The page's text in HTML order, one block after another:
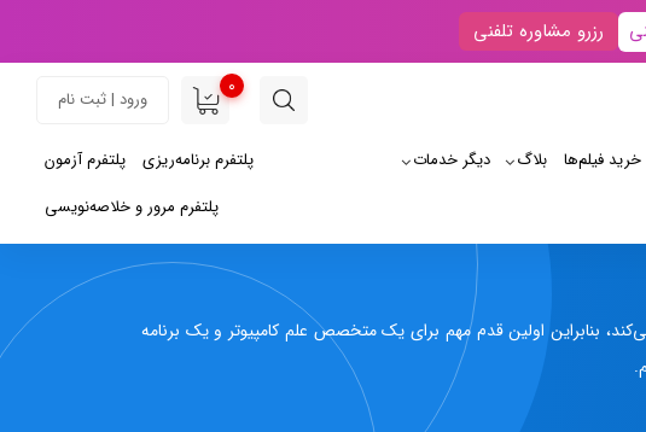
رزرو مشاوره تلفنی
0
ورود | ثبت نام
خرید فیلم‌ها بلاگ دیگر خدمات پلتفرم آزمون
پلتفرم برنامه‌ریزی
پلتفرم مرور و خلاصه‌نویسی
بنابراین اولین قدم مهم برای یک متخصص علم کامپیوتر و یک برنامه